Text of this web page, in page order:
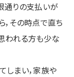
通りの支払いが
その時点で直ち
われる方も少な
しまい，家族や